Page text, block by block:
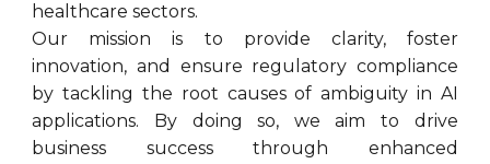
healthcare sectors.
Our mission is to provide clarity, foster
innovation, and ensure regulatory compliance
by tackling the root causes of ambiguity in AI
applications. By doing so, we aim to drive
business success through enhanced